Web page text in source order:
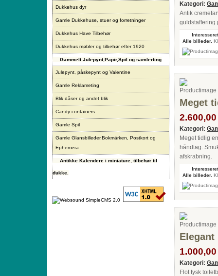
Dukkehus dyr
Gamle Dukkehuse, stuer og forretninger
Dukkehus Have Tilbehør
Dukkehus møbler og tilbehør efter 1920
Gammelt Julepynt,Papir,Spil og samlerting
Julepynt, påskepynt og Valentine
Gamle Reklameting
Blik dåser og andet blik
Candy containers
Gamle Spil
Gamle Glansbilleder,Bokmärken, Postkort og
Ephemera
Antikke Kalendere i miniature, tilbehør til
dukke.
Kategori:
Antik
guldstaffering
Alle billeder.
Meget
Kategori:
Meget tidlig
håndtag.
afskrabning.
Alle billeder.
Elegant
Kategori:
Flot tysk